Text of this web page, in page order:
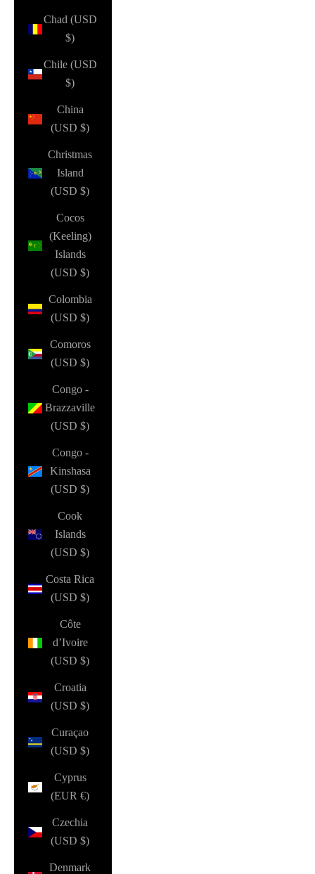
Chad (USD
$)
Chile (USD
$)
China
(USD $)
Christmas
Island
(USD $)
Cocos
(Keeling)
Islands
(USD $)
Colombia
(USD $)
Comoros
(USD $)
Congo -
Brazzaville
(USD $)
Congo -
Kinshasa
(USD $)
Cook
Islands
(USD $)
Costa Rica
(USD $)
Côte
d’Ivoire
(USD $)
Croatia
(USD $)
Curaçao
(USD $)
Cyprus
(EUR €)
Czechia
(USD $)
Denmark